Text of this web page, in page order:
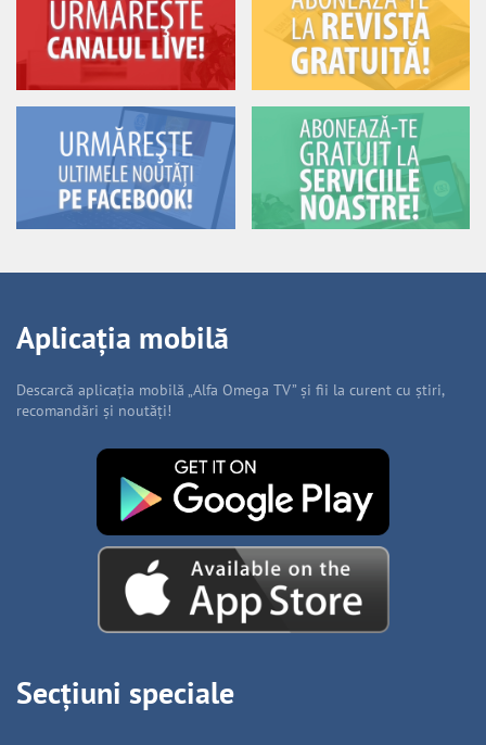
Aplicația mobilă
Descarcă aplicația mobilă „Alfa Omega TV” și fii la curent cu știri,
recomandări și noutăți!
Secțiuni speciale